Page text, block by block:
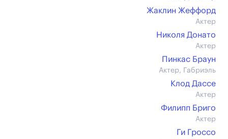
Жаклин Жеффорд
Актер
Николя Донато
Актер
Пинкас Браун
Актер, Габриэль
Клод Дассе
Актер
Филипп Бриго
Актер
Ги Гроссо